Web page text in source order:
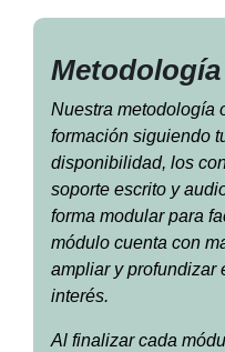
Metodología
Nuestra metodología
formación siguiendo
disponibilidad, los
soporte escrito y
forma modular para
módulo cuenta con
ampliar y profundizar
interés.
Al finalizar cada